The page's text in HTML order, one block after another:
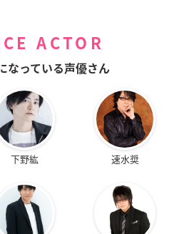
ACTOR
なっている声優さん
下野紘 速水奨